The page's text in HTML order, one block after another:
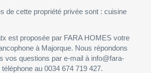
de cette propriété privée sont : cuisine
est proposée par FARA HOMES votre
à Majorque. Nous répondons
vos questions par e-mail à info@fara-
au 0034 674 719 427.